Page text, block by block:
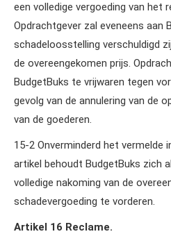
een volledige vergoeding van het
Opdrachtgever zal eveneens aan
schadeloosstelling verschuldigd
de overeengekomen prijs.
BudgetBuks te vrijwaren tegen
gevolg van de annulering van de
van de goederen.
15‑2 Onverminderd het vermelde
artikel behoudt BudgetBuks zich
volledige nakoming van de
schadevergoeding te vorderen.
Artikel 16 Reclame.